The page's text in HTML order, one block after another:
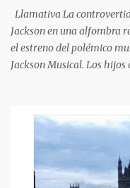
química sostenidos en el
Llamativa La
Jackson en una alfombra
el estreno del polémico
Jackson Musical. Los hijos
regla y el motivo estuvo
Prince y Blanket- dieron
premiere de MJ: The
tiempos , Paris y Prince
respectivas cuentas de